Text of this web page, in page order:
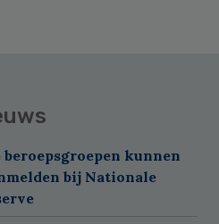
beroepsgroepen kunnen
bij Nationale